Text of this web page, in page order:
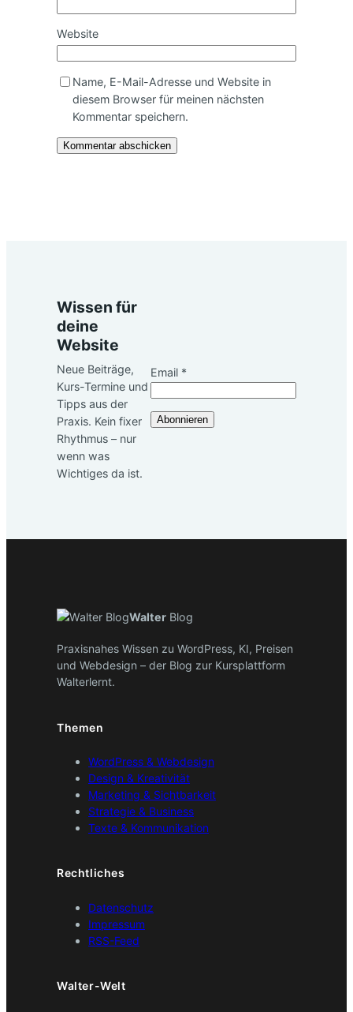
Website
Name, E-Mail-Adresse und Website in
diesem Browser für meinen nächsten
Kommentar speichern.
Wissen für
deine
Website
Neue Beiträge,
Kurs-Termine und
Tipps aus der
Praxis. Kein fixer
Rhythmus – nur
wenn was
Wichtiges da ist.
Email *
Abonnieren
Walter Blog
Praxisnahes Wissen zu WordPress, KI, Preisen
und Webdesign – der Blog zur Kursplattform
Walterlernt.
Themen
WordPress & Webdesign
Design & Kreativität
Marketing & Sichtbarkeit
Strategie & Business
Texte & Kommunikation
Rechtliches
Datenschutz
Impressum
RSS-Feed
Walter-Welt